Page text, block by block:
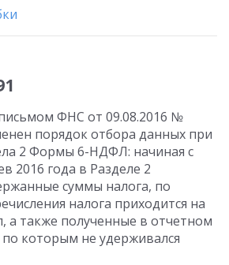
ФНС от 09.08.2016 №
порядок отбора данных при
2 Формы 6-НДФЛ: начиная с
2016 года в Разделе 2
суммы налога, по
налога приходится на
а также полученные в отчетном
которым не удерживался